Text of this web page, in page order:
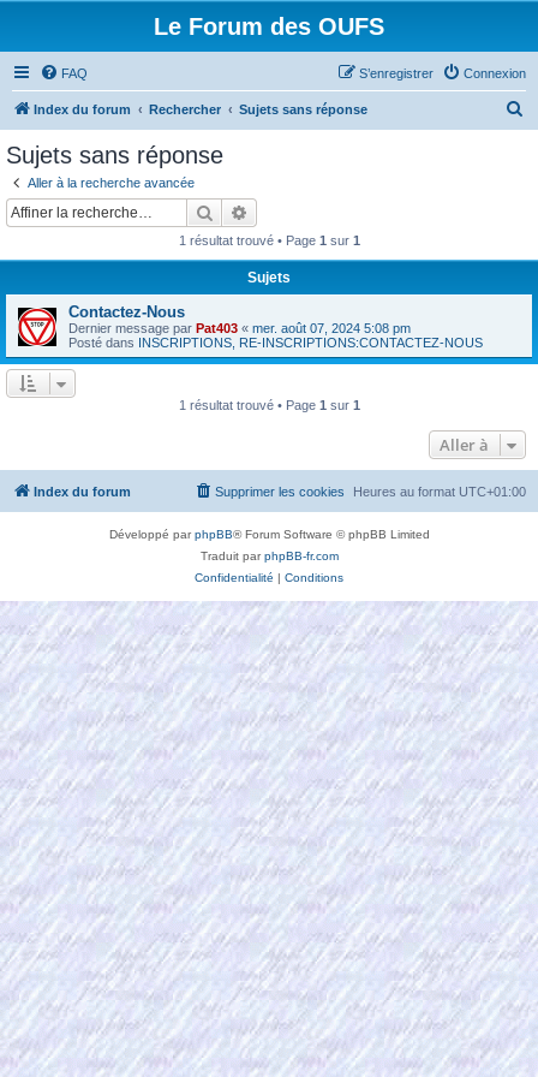
Le Forum des OUFS
FAQ Connexion
S’enregistrer
Index du forum Rechercher Sujets sans réponse
r
Sujets sans réponse
Aller à la recherche avancée
Rechercher
1 résultat trouvé • Page 1 sur 1
Sujets
Contactez-Nous
Dernier message par Pat403 « mer. août 07, 2024 5:08 pm
Posté dans INSCRIPTIONS, RE-INSCRIPTIONS:CONTACTEZ-NOUS
1 résultat trouvé • Page 1 sur 1
Aller à
Index du forum Heures au format UTC+01:00
Supprimer les cookies
Développé parphpBB® Forum Software © phpBB Limited
Traduit parphpBB-fr.com
Confidentialité | Conditions